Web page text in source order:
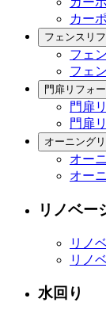
カー
フェンスリ
フェ
フェ
門扉リフォ
門扉
門扉
オーニング
オー
オー
リノベー
リノ
リノ
水回り